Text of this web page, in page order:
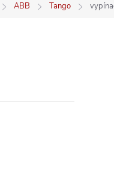
ABB Tango